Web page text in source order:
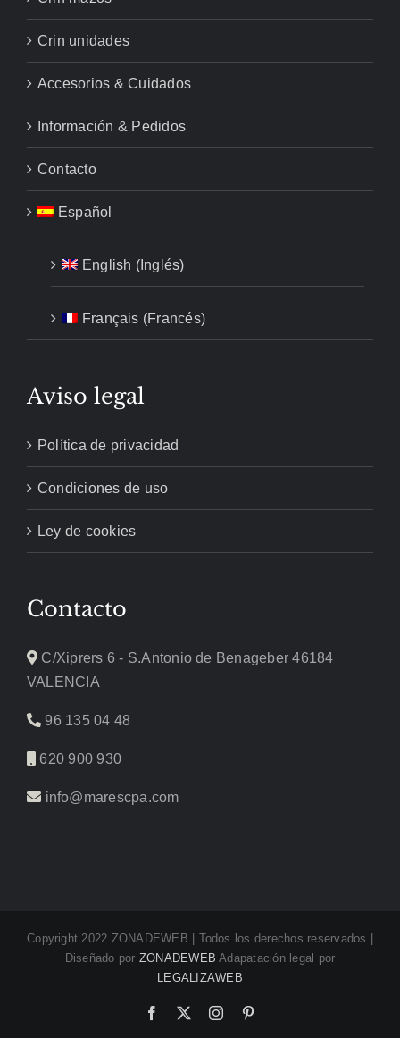
Crin unidades
Accesorios & Cuidados
Información & Pedidos
Contacto
Español
English (Inglés)
Français (Francés)
Aviso legal
Política de privacidad
Condiciones de uso
Ley de cookies
Contacto
C/Xiprers 6 - S.Antonio de Benageber 46184
VALENCIA
96 135 04 48
620 900 930
info@marescpa.com
Copyright 2022 ZONADEWEB | Todos los derechos reservados |
Diseñado por ZONADEWEB Adapatación legal por
LEGALIZAWEB
Facebook Instagram